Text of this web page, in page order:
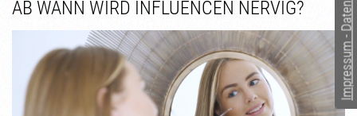
AB WANN WIRD INFLUENCEN NERVIG?